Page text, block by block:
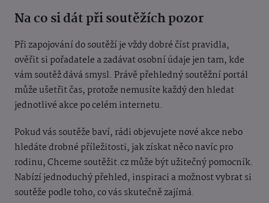
Na co si dát při soutěžích pozor
Při zapojování do soutěží je vždy dobré číst pravidla,
ověřit si pořadatele a zadávat osobní údaje jen tam, kde
vám soutěž dává smysl. Právě přehledný soutěžní portál
může ušetřit čas, protože nemusíte každý den hledat
jednotlivé akce po celém internetu.
Pokud vás soutěže baví, rádi objevujete nové akce nebo
hledáte drobné příležitosti, jak získat něco navíc pro
rodinu, Chceme soutěžit.cz může být užitečný pomocník.
Nabízí jednoduchý přehled, inspiraci a možnost vybrat si
soutěže podle toho, co vás skutečně zajímá.